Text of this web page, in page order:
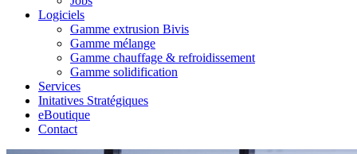
Logiciels
Gamme extrusion Bivis
Gamme mélange
Gamme chauffage & refroidissement
Gamme solidification
Services
Initatives Stratégiques
eBoutique
Contact